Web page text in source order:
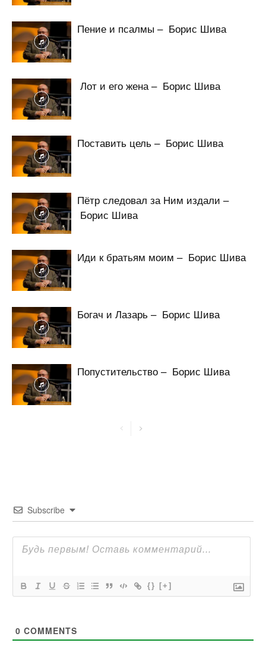
Пение и псалмы – Борис Шива
Лот и его жена – Борис Шива
Поставить цель – Борис Шива
Пётр следовал за Ним издали –
Борис Шива
Иди к братьям моим – Борис Шива
Богач и Лазарь – Борис Шива
Попустительство – Борис Шива
Subscribe
{} [+]
0 COMMENTS